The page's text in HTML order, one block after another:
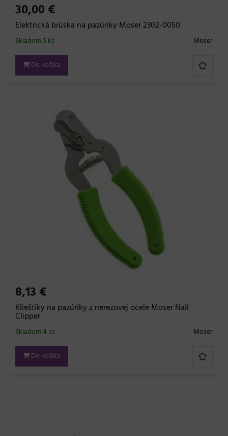
30,00 €
Elektrická brúska na pazúriky Moser 2302-0050
Moser
Skladom 5 ks
Do košíka
8,13 €
Klieštiky na pazúriky z nerezovej ocele Moser Nail
Clipper
Moser
Skladom 4 ks
Do košíka